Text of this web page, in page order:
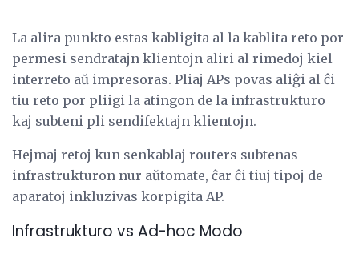
La alira punkto estas kabligita al la kablita reto por
permesi sendratajn klientojn aliri al rimedoj kiel
interreto aŭ impresoras. Pliaj APs povas aliĝi al ĉi
tiu reto por pliigi la atingon de la infrastrukturo
kaj subteni pli sendifektajn klientojn.
Hejmaj retoj kun senkablaj routers subtenas
infrastrukturon nur aŭtomate, ĉar ĉi tiuj tipoj de
aparatoj inkluzivas korpigita AP.
Infrastrukturo vs Ad-hoc Modo